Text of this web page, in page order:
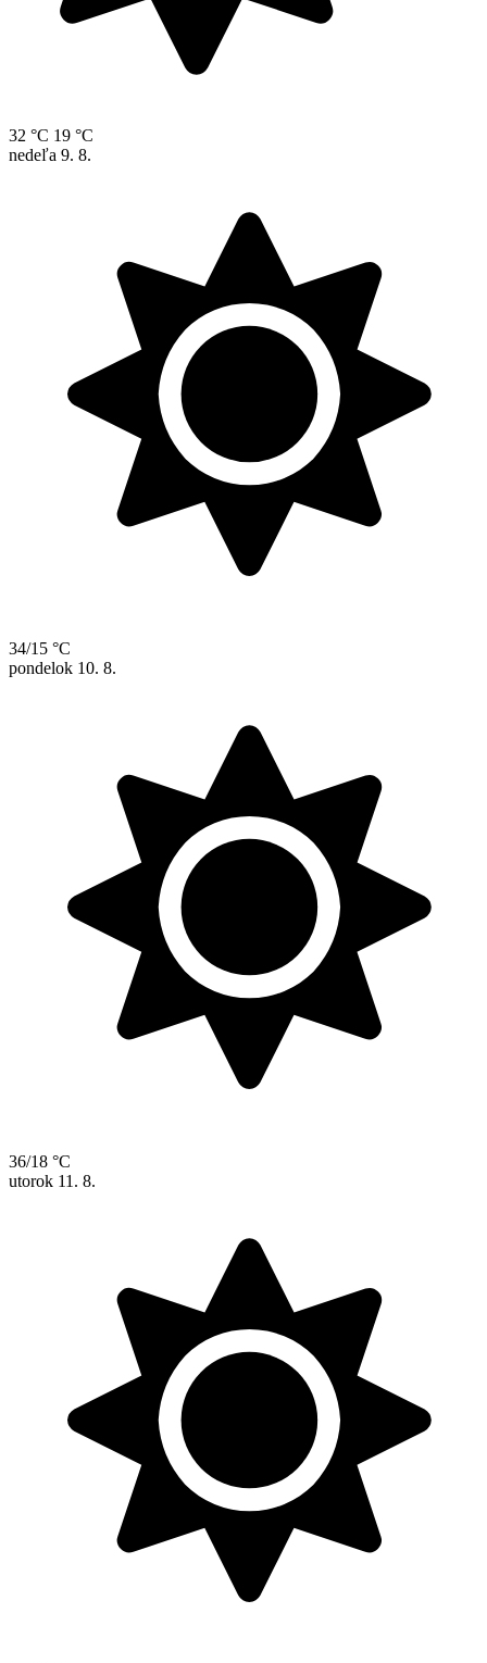
32 °C 19 °C
nedeľa 9. 8.
34/15 °C
pondelok 10. 8.
36/18 °C
utorok 11. 8.